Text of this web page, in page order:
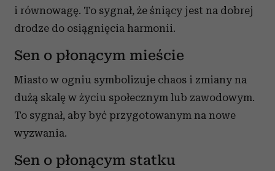
i równowagę. To sygnał, że śniący jest na dobrej
drodze do osiągnięcia harmonii.
Sen o płonącym mieście
Miasto w ogniu symbolizuje chaos i zmiany na
dużą skalę w życiu społecznym lub zawodowym.
To sygnał, aby być przygotowanym na nowe
wyzwania.
Sen o płonącym statku